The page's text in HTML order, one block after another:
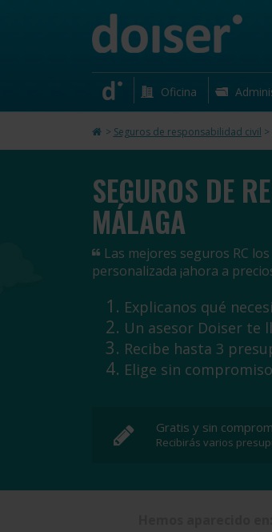
Oficina
> Seguros de responsabilidad civil >
SEGUROS DE
MÁLAGA
Las mejores seguros RC
personalizada ¡ahora a
Explicanos qué
Un asesor Doiser te
Recibe hasta 3
Elige sin compromiso
Gratis y sin
Recibirás varios